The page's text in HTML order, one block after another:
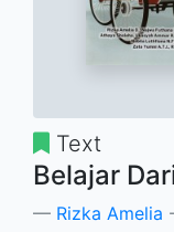
Text
Belajar
Rizka Amelia